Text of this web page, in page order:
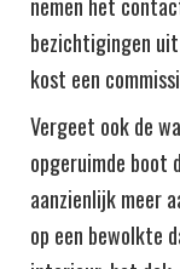
nemen het
bezichtigingen
kost een
Vergeet ook de
opgeruimde
aanzienlijk meer
op een bewolkte